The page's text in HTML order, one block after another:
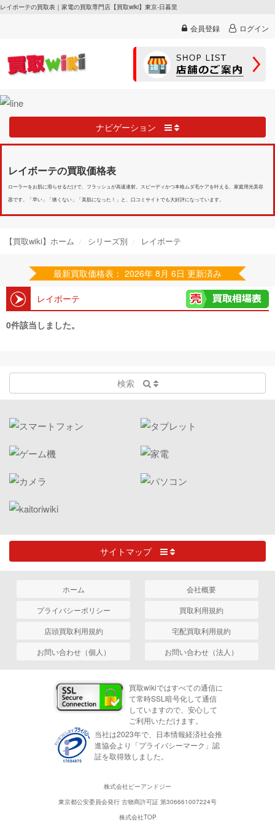
レイボーテの買取表｜家電の買取専門店【買取wiki】東京-日暮里
会員登録 ログイン
ナビゲーション
レイボーテの買取価格表
ローラーをお肌に滑らせるだけで、フラッシュが高速連射。スピーディかつ本格ムダ毛ケアを叶える、家庭用光美容
器です。「早い」「痛くない」「美肌になった！」と、口コミサイトでも大好評になっています。
【買取wiki】ホーム シリーズ別 レイボーテ
最新買取価格表： 2026年 8月 6日 更新済み
レイボーテ
0件該当しました。
検索
サイトマップ
ホーム
会社概要
プライバシーポリシー
買取利用規約
店頭買取利用規約
宅配買取利用規約
お問い合わせ（個人）
お問い合わせ（法人）
買取wikiではすべての通信に
て常時SSL暗号化して通信
していますので、安心して
ご利用いただけます。
当社は2023年で、日本情報経済社会推
進協会より「プライバシーマーク」認
証を取得致しました。
株式会社ピーアンドジー
東京都公安委員会発行 古物商許可証 第306661007224号
株式会社TOP